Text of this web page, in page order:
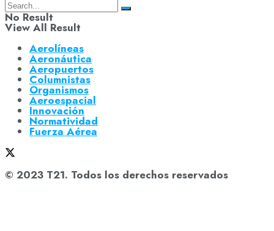
No Result
View All Result
Aerolíneas
Aeronáutica
Aeropuertos
Columnistas
Organismos
Aeroespacial
Innovación
Normatividad
Fuerza Aérea
© 2023 T21. Todos los derechos reservados